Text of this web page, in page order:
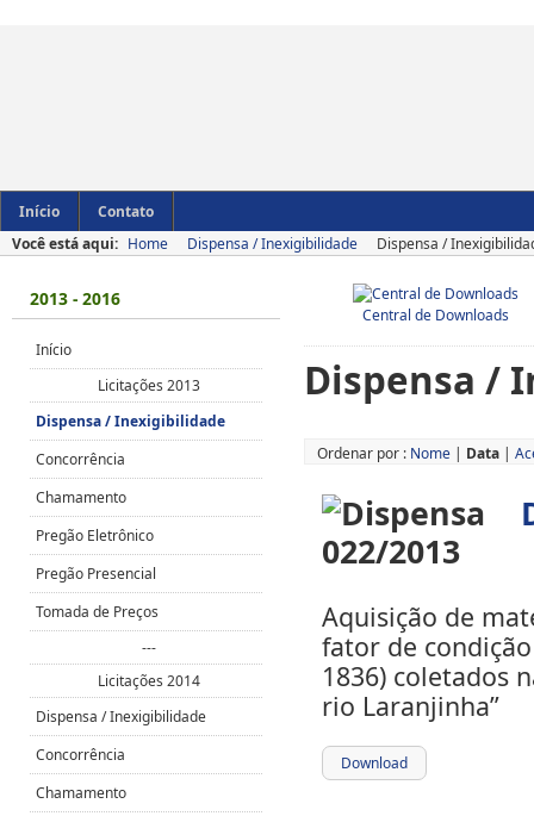
Início
Contato
Você está aqui: Home Dispensa / Inexigibilidade Dispensa /
Central de Downloads
Dispensa /
Ordenar por : Nome | Data |
Aquisição de
fator de condição
1836) coletados
rio Laranjinha”
Download
2013 - 2016
Início
Licitações 2013
Dispensa / Inexigibilidade
Concorrência
Chamamento
Pregão Eletrônico
Pregão Presencial
Tomada de Preços
---
Licitações 2014
Dispensa / Inexigibilidade
Concorrência
Chamamento